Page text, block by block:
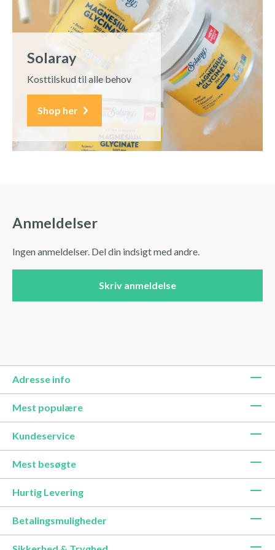
Solaray
Kosttilskud til alle behov
Shop her
Anmeldelser
Ingen anmeldelser. Del din indsigt med andre.
Skriv anmeldelse
Adresse info
Mest populære
Kundeservice
Mest besøgte
Hurtig Levering
Betalingsmuligheder